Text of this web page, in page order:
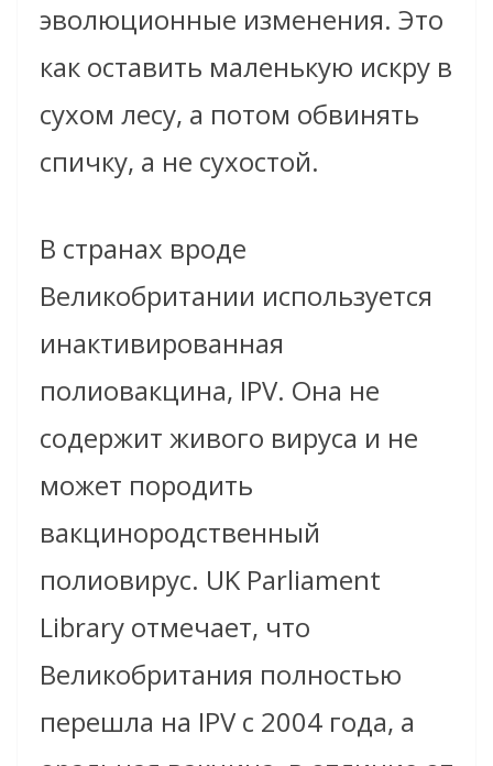
эволюционные изменения. Это
как оставить маленькую искру в
сухом лесу, а потом обвинять
спичку, а не сухостой.
В странах вроде
Великобритании используется
инактивированная
полиовакцина, IPV. Она не
содержит живого вируса и не
может породить
вакцинородственный
полиовирус. UK Parliament
Library отмечает, что
Великобритания полностью
перешла на IPV с 2004 года, а